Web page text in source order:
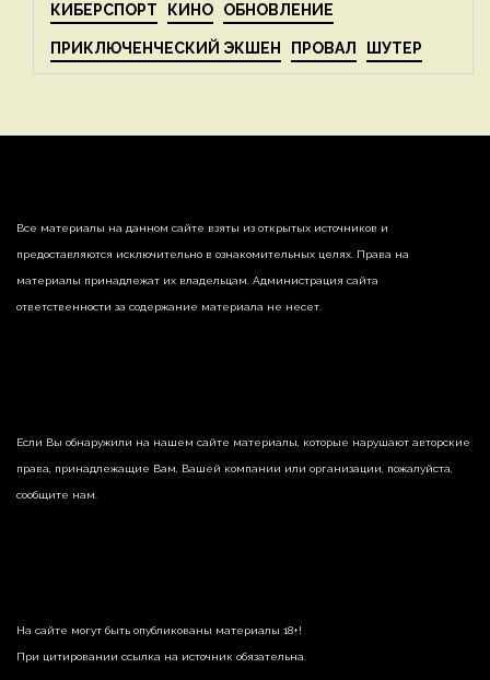
КИБЕРСПОРТ КИНО ОБНОВЛЕНИЕ
ПРИКЛЮЧЕНЧЕСКИЙ ЭКШЕН ПРОВАЛ ШУТЕР
Все материалы на данном сайте взяты из открытых источников и
предоставляются исключительно в ознакомительных целях. Права на
материалы принадлежат их владельцам. Администрация сайта
ответственности за содержание материала не несет.
Если Вы обнаружили на нашем сайте материалы, которые нарушают авторские
права, принадлежащие Вам, Вашей компании или организации, пожалуйста,
сообщите нам.
На сайте могут быть опубликованы материалы 18+!
При цитировании ссылка на источник обязательна.